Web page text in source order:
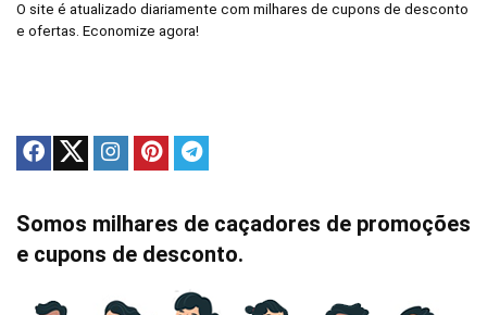
O site é atualizado diariamente com milhares de cupons de desconto
e ofertas. Economize agora!
Somos milhares de caçadores de promoções
e cupons de desconto.